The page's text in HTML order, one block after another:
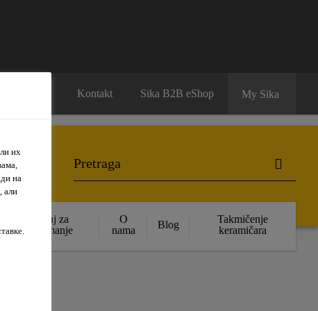
Kontakt Sika B2B eShop My Sika
Sadržaj za
preuzimanje
O
nama
Blog
Takmičenje
keramičara
их
на
али